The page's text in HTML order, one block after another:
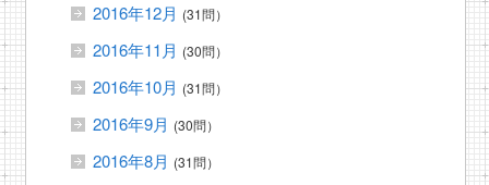
2016年12月 (31問）
2016年11月 (30問）
2016年10月 (31問）
2016年9月 (30問）
2016年8月 (31問）